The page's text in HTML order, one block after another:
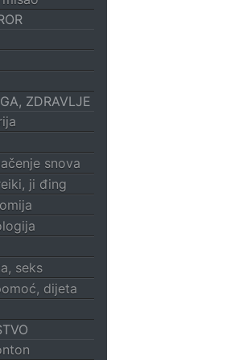
ZDRAVLJE
snova
ji đing
seks
dijeta